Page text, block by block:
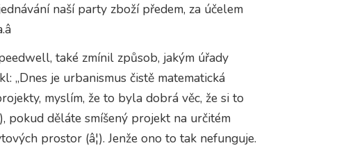
naší party zboží předem, za účelem
také zmínil způsob, jakým úřady
„Dnes je urbanismus čistě matematická
myslím, že to byla dobrá věc, že ​​si to
pokud děláte smíšený projekt na určitém
prostor (â¦). Jenže ono to tak nefunguje.